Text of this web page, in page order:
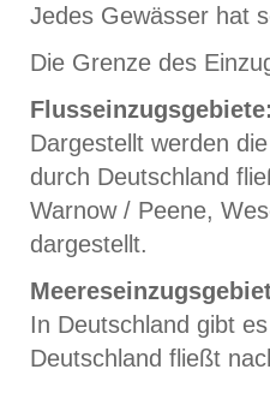
Jedes Gewässer hat
Die Grenze des
Dargestellt werden
durch Deutschland
Warnow / Peene,
dargestellt.
In Deutschland gibt
Deutschland fließt